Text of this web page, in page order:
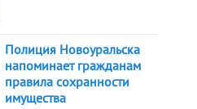
Полиция Новоуральска
напоминает гражданам
правила сохранности
имущества